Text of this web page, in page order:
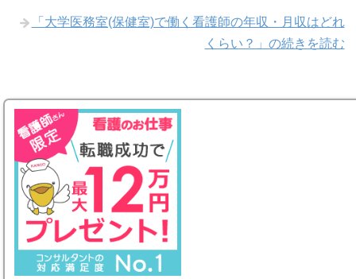
「大学医務室(保健室)で働く看護師の年収・月収はどれ
くらい？」の続きを読む